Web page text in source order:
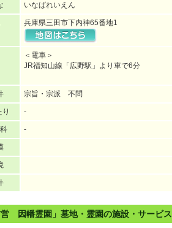
いなばれいえん
兵庫県三田市下内神65番地1
＜電車＞
JR福知山線「広野駅」より車で6分
宗旨・宗派 不問
-
-
営 因幡霊園」墓地・霊園の施設・サービス